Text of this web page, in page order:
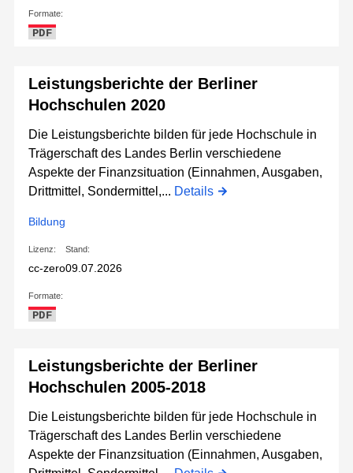
Formate:
PDF
Leistungsberichte der Berliner
Hochschulen 2020
Die Leistungsberichte bilden für jede Hochschule in
Trägerschaft des Landes Berlin verschiedene
Aspekte der Finanzsituation (Einnahmen, Ausgaben,
Drittmittel, Sondermittel,... Details
Bildung
Lizenz:
cc-zero
Stand:
09.07.2026
Formate:
PDF
Leistungsberichte der Berliner
Hochschulen 2005-2018
Die Leistungsberichte bilden für jede Hochschule in
Trägerschaft des Landes Berlin verschiedene
Aspekte der Finanzsituation (Einnahmen, Ausgaben,